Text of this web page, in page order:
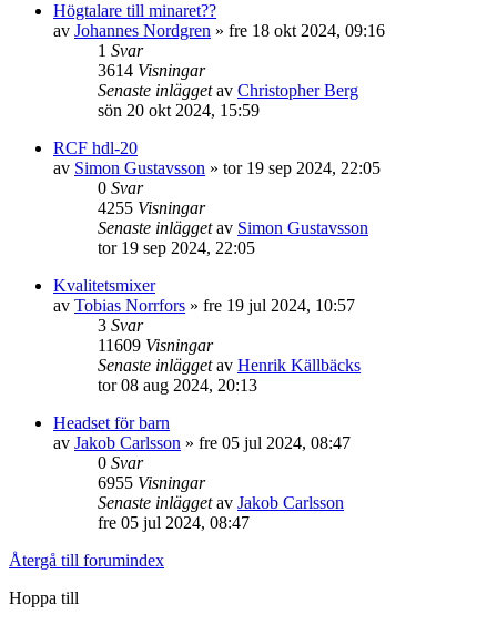
Högtalare till minaret??
av Johannes Nordgren » fre 18 okt 2024, 09:16
1 Svar
3614 Visningar
Senaste inläggetav Christopher Berg
sön 20 okt 2024, 15:59
RCF hdl-20
av Simon Gustavsson » tor 19 sep 2024, 22:05
0 Svar
4255 Visningar
Senaste inläggetav Simon Gustavsson
tor 19 sep 2024, 22:05
Kvalitetsmixer
av Tobias Norrfors » fre 19 jul 2024, 10:57
3 Svar
11609 Visningar
Senaste inläggetav Henrik Källbäcks
tor 08 aug 2024, 20:13
Headset för barn
av Jakob Carlsson » fre 05 jul 2024, 08:47
0 Svar
6955 Visningar
Senaste inläggetav Jakob Carlsson
fre 05 jul 2024, 08:47
Återgå till forumindex
Hoppa till